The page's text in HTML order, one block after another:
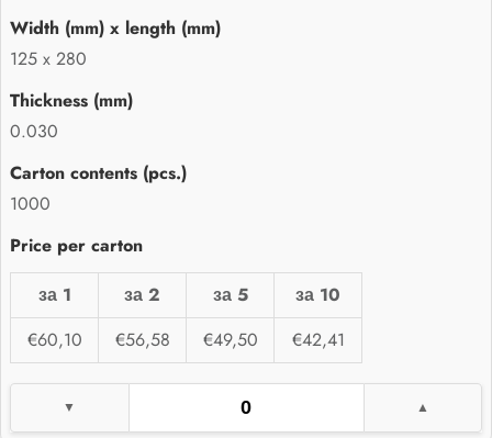
125 x 280
0.030
1000
за 1 за 2 за 5
за 10
€60,10
€56,58 €49,50 €42,41